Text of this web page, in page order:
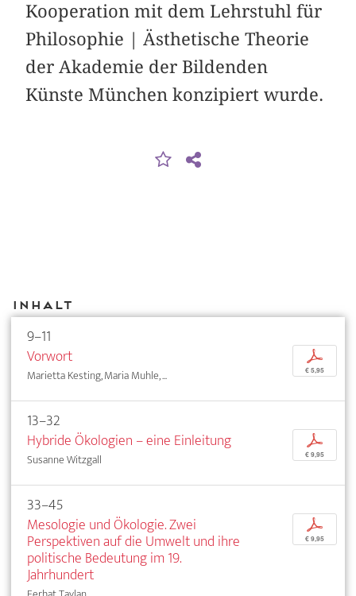
Kooperation mit dem Lehrstuhl für
Philosophie | Ästhetische Theorie
der Akademie der Bildenden
Künste München konzipiert wurde.
Inhalt
9–11
Vorwort
Marietta Kesting, Maria Muhle, ...
p
€ 5,95
13–32
Hybride Ökologien – eine Einleitung
Susanne Witzgall
p
€ 9,95
33–45
Mesologie und Ökologie. Zwei
Perspektiven auf die Umwelt und ihre
politische Bedeutung im 19.
Jahrhundert
p
€ 9,95